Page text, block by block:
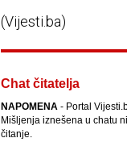
(Vijesti.ba)
Chat čitatelja
NAPOMENA- Portal
Mišljenja iznešena u chatu
čitanje.